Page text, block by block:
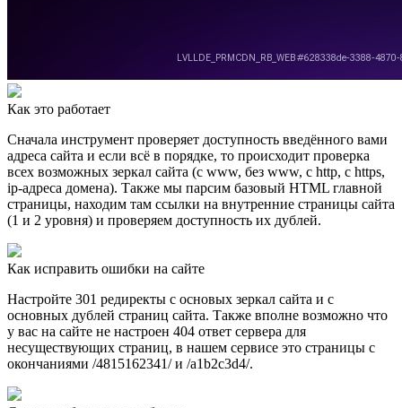
Как это работает
Сначала инструмент проверяет доступность введённого вами
адреса сайта и если всё в порядке, то происходит проверка
всех возможных зеркал сайта (с www, без www, с http, с https,
ip-адреса домена). Также мы парсим базовый HTML главной
страницы, находим там ссылки на внутренние страницы сайта
(1 и 2 уровня) и проверяем доступность их дублей.
Как исправить ошибки на сайте
Настройте 301 редиректы с основых зеркал сайта и с
основных дублей страниц сайта. Также вполне возможно что
у вас на сайте не настроен 404 ответ сервера для
несуществующих страниц, в нашем сервисе это страницы c
окончаниями /4815162341/ и /a1b2c3d4/.